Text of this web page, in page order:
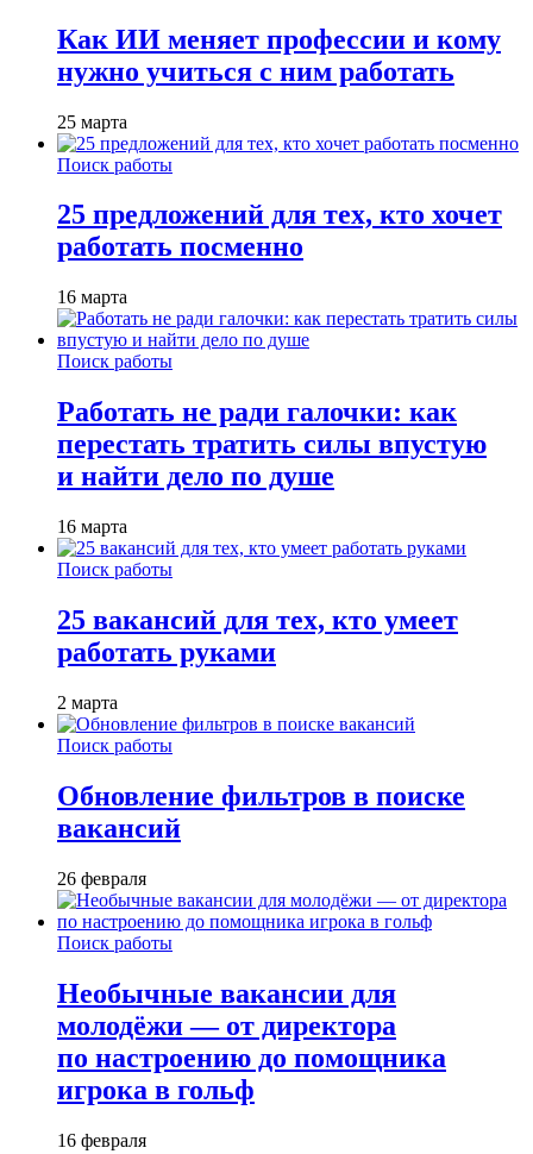
Как ИИ меняет профессии и кому
нужно учиться с ним работать
25 марта
Поиск работы
25 предложений для тех, кто хочет
работать посменно
16 марта
Поиск работы
Работать не ради галочки: как
перестать тратить силы впустую
и найти дело по душе
16 марта
Поиск работы
25 вакансий для тех, кто умеет
работать руками
2 марта
Поиск работы
Обновление фильтров в поиске
вакансий
26 февраля
Поиск работы
Необычные вакансии для
молодёжи — от директора
по настроению до помощника
игрока в гольф
16 февраля